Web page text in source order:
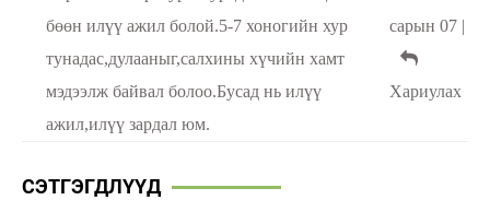
бөөн илүү ажил болой.5-7 хоногийн хур
тунадас,дулааныг,салхины хүчийн хамт
мэдээлж байвал болоо.Бусад нь илүү
ажил,илүү зардал юм.
сарын 07 |
Хариулах
СЭТГЭГДЛҮҮД